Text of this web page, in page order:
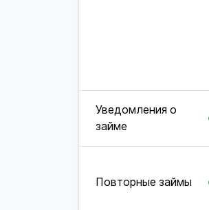
Уведомления о
займе
Повторные займы